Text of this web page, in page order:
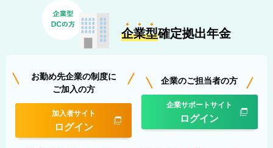
企業型確定拠出年金
お勤め先企業の制度に
ご加入の方
加入者サイト
ログイン
企業のご担当者の方
企業サポートサイト
ログイン